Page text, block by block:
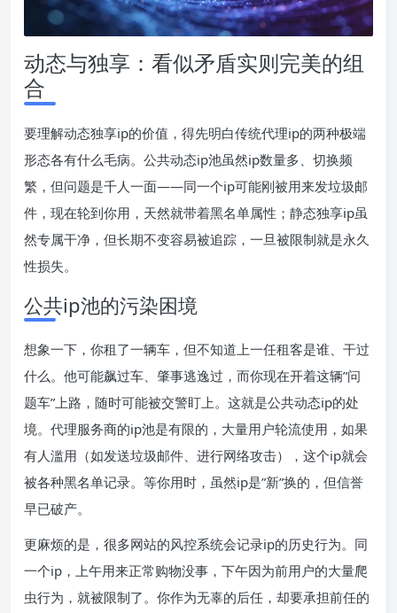
动态与独享：看似矛盾实则完美的组
合
要理解动态独享ip的价值，得先明白传统代理ip的两种极端
形态各有什么毛病。公共动态ip池虽然ip数量多、切换频
繁，但问题是千人一面——同一个ip可能刚被用来发垃圾邮
件，现在轮到你用，天然就带着黑名单属性；静态独享ip虽
然专属干净，但长期不变容易被追踪，一旦被限制就是永久
性损失。
公共ip池的污染困境
想象一下，你租了一辆车，但不知道上一任租客是谁、干过
什么。他可能飙过车、肇事逃逸过，而你现在开着这辆”问
题车”上路，随时可能被交警盯上。这就是公共动态ip的处
境。代理服务商的ip池是有限的，大量用户轮流使用，如果
有人滥用（如发送垃圾邮件、进行网络攻击），这个ip就会
被各种黑名单记录。等你用时，虽然ip是”新”换的，但信誉
早已破产。
更麻烦的是，很多网站的风控系统会记录ip的历史行为。同
一个ip，上午用来正常购物没事，下午因为前用户的大量爬
虫行为，就被限制了。你作为无辜的后任，却要承担前任的